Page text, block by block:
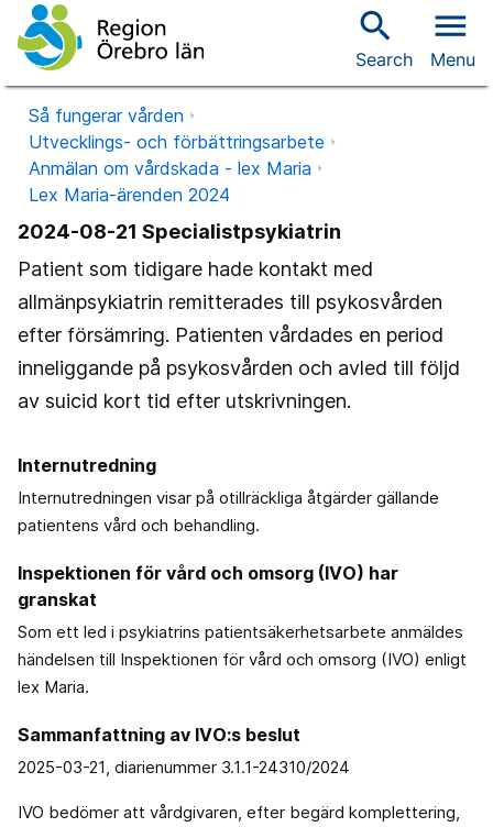
search
Search
menu
Menu
Så fungerar vården
Utvecklings- och förbättringsarbete
Anmälan om vårdskada - lex Maria
Lex Maria-ärenden 2024
2024-08-21 Specialistpsykiatrin
Patient som tidigare hade kontakt med
allmänpsykiatrin remitterades till psykosvården
efter försämring. Patienten vårdades en period
inneliggande på psykosvården och avled till följd
av suicid kort tid efter utskrivningen.
Internutredning
Internutredningen visar på otillräckliga åtgärder gällande
patientens vård och behandling.
Inspektionen för vård och omsorg (IVO) har
granskat
Som ett led i psykiatrins patientsäkerhetsarbete anmäldes
händelsen till Inspektionen för vård och omsorg (IVO) enligt
lex Maria.
Sammanfattning av IVO:s beslut
2025-03-21, diarienummer 3.1.1-24310/2024
IVO bedömer att vårdgivaren, efter begärd komplettering,